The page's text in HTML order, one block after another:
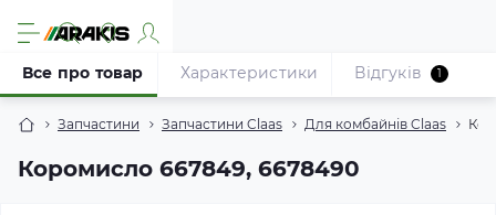
Запчастини Запчастини Claas Для комбайнів Claas
Коромисло 667849, 6678490
Все про товар Характеристики Відгуків 1